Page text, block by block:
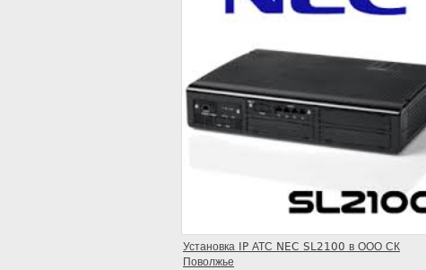
Установка IP АТС NEC SL2100 в ООО СК
Поволжье